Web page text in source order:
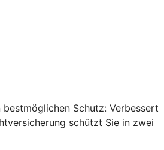
Schutz: Verbessert
schützt Sie in zwei